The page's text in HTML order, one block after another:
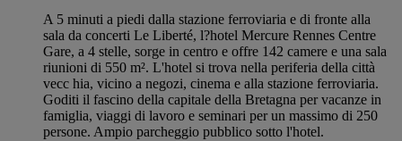
A 5 minuti a piedi dalla stazione ferroviaria e di fronte alla
sala da concerti Le Liberté, l?hotel Mercure Rennes Centre
Gare, a 4 stelle, sorge in centro e offre 142 camere e una sala
riunioni di 550 m². L'hotel si trova nella periferia della città
vecc hia, vicino a negozi, cinema e alla stazione ferroviaria.
Goditi il fascino della capitale della Bretagna per vacanze in
famiglia, viaggi di lavoro e seminari per un massimo di 250
persone. Ampio parcheggio pubblico sotto l'hotel.